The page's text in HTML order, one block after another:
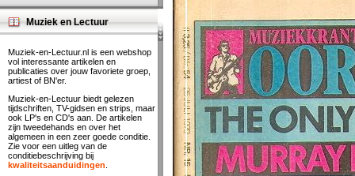
Muziek en Lectuur
Muziek-en-Lectuur.nl is een webshop
vol interessante artikelen en
publicaties over jouw favoriete groep,
artiest of BN'er.
Muziek-en-Lectuur biedt gelezen
tijdschriften, TV-gidsen en strips, maar
ook LP's en CD's aan. De artikelen
zijn tweedehands en over het
algemeen in een zeer goede conditie.
Zie voor een uitleg van de
conditiebeschrijving bij
kwaliteitsaanduidingen